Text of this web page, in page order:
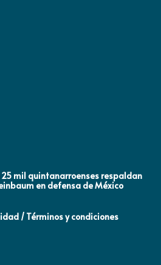
mil quintanarroenses respaldan
en defensa de México
/ Términos y condiciones